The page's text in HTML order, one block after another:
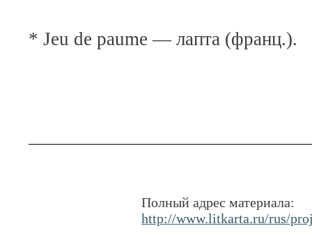
* Jeu de paume — лапта (франц.).
Полный адрес материала:
http://www.litkarta.ru/rus/